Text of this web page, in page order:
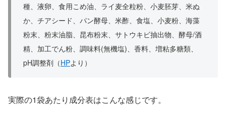
種、液卵、食用こめ油、ライ麦全粒粉、小麦胚芽、米ぬ
か、チアシード、パン酵母、米酢、食塩、小麦粉、海藻
粉末、粉末油脂、昆布粉末、サトウキビ抽出物、酵母/酒
精、加工でん粉、調味料(無機塩)、香料、増粘多糖類、
pH調整剤（HPより）
実際の1袋あたり成分表はこんな感じです。